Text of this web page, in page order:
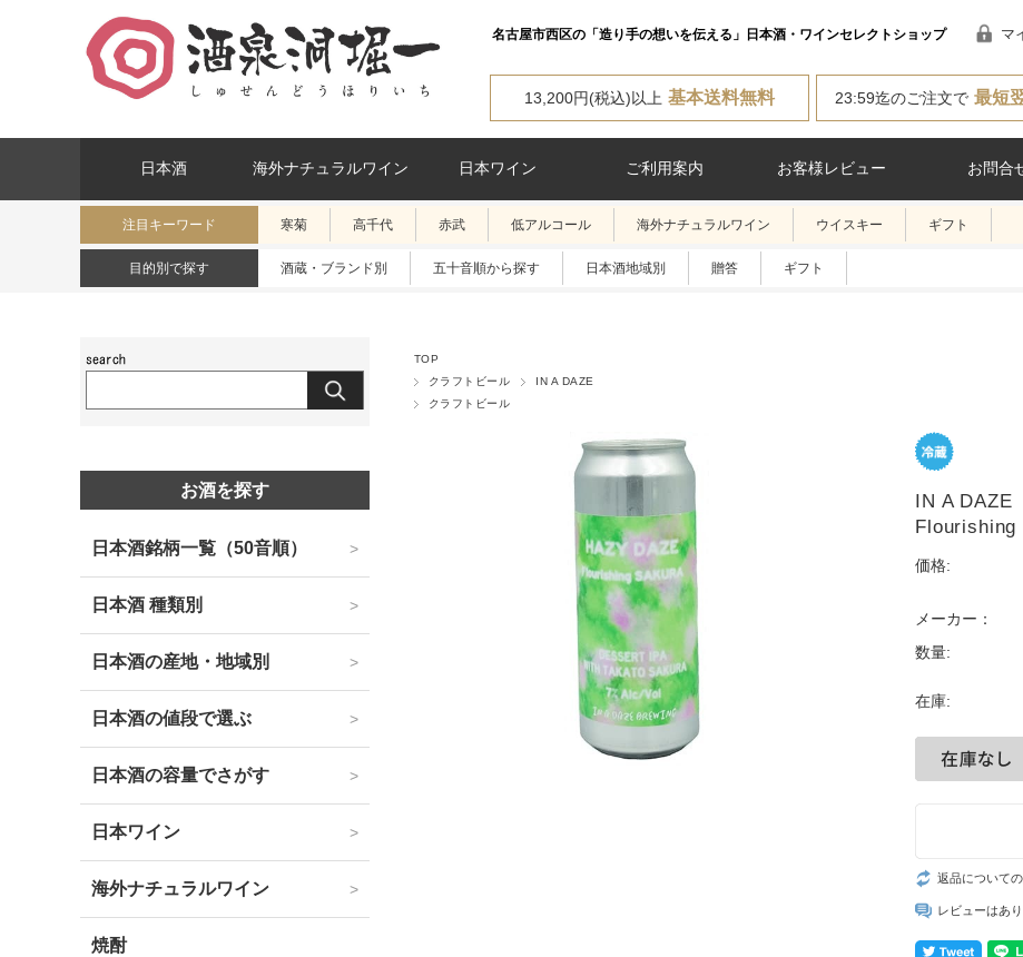
名古屋市西区の「造り手の想いを伝える」日本酒・ワインセレクトショップ マ
13,200円(税込)以上 基本送料無料 23:59迄のご注文で 最短
日本酒 海外ナチュラルワイン 日本ワイン ご利用案内 お客様レビュー お問合
注目キーワード 寒菊 高千代 赤武 低アルコール 海外ナチュラルワイン ウイスキー ギフト
目的別で探す 酒蔵・ブランド別 五十音順から探す 日本酒地域別 贈答 ギフト
TOP
クラフトビール
IN A DAZE
クラフトビール
IN A DAZE
価格:
メーカー：
数量:
在庫:
返品について
レビューはあ
お酒を探す
日本酒銘柄一覧（50音順）
日本酒 種類別
日本酒の産地・地域別
日本酒の値段で選ぶ
日本酒の容量でさがす
日本ワイン
海外ナチュラルワイン
焼酎